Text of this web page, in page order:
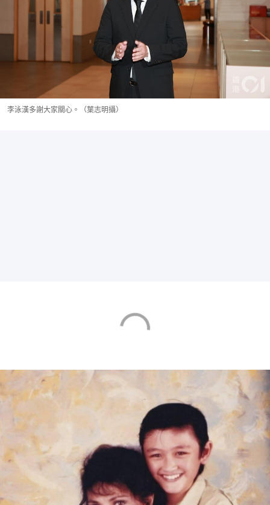
李泳漢多謝大家關心。（葉志明攝）